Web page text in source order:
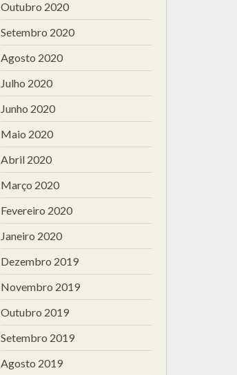
Outubro 2020
Setembro 2020
Agosto 2020
Julho 2020
Junho 2020
Maio 2020
Abril 2020
Março 2020
Fevereiro 2020
Janeiro 2020
Dezembro 2019
Novembro 2019
Outubro 2019
Setembro 2019
Agosto 2019